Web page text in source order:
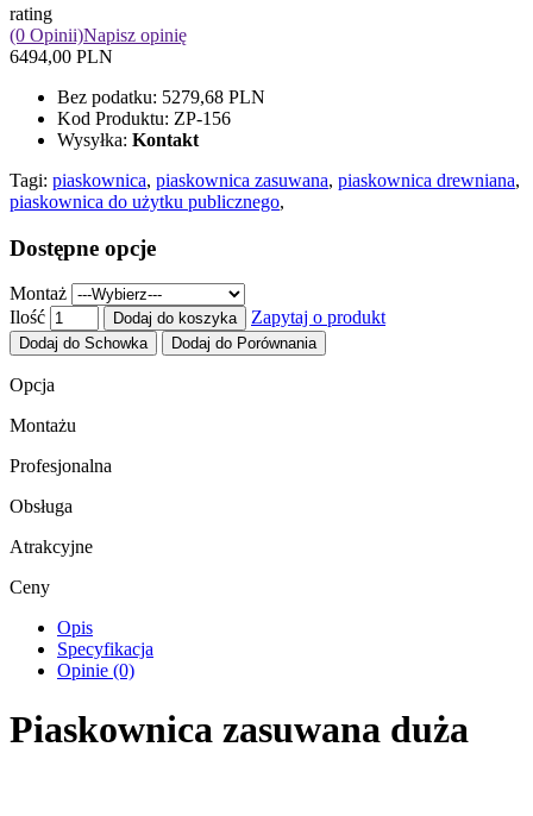
rating
(0 Opinii)Napisz opinię
6494,00 PLN
Bez podatku: 5279,68 PLN
Kod Produktu: ZP-156
Wysyłka: Kontakt
Tagi: piaskownica, piaskownica zasuwana, piaskownica drewniana,
piaskownica do użytku publicznego,
Dostępne opcje
Montaż
Ilość
Dodaj do koszyka Zapytaj o produkt
Dodaj do Schowka Dodaj do Porównania
Opcja
Montażu
Profesjonalna
Obsługa
Atrakcyjne
Ceny
Opis
Specyfikacja
Opinie (0)
Piaskownica zasuwana duża